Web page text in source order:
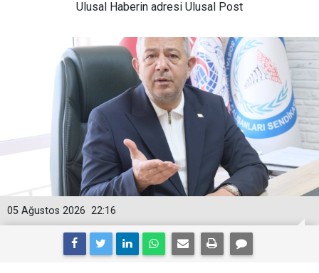
Ulusal Haberin adresi Ulusal Post
22:16
05 Ağustos 2026